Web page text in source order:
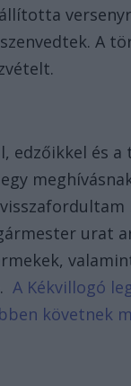
A
edzőikkel és a
urat
A Kékvillogó
követnek